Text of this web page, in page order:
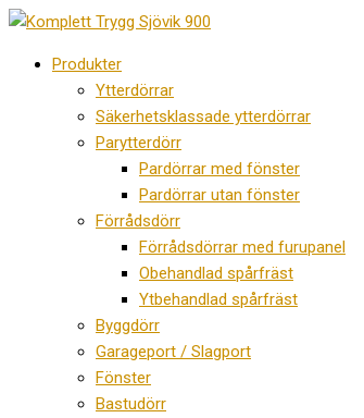
Hoppa
innehållProdukter
Ytterdörrar
Säkerhetsklassade ytterdörrar
Parytterdörr
Pardörrar med fönster
Pardörrar utan fönster
Förrådsdörr
Förrådsdörrar med furupanel
Obehandlad spårfräst
Ytbehandlad spårfräst
Byggdörr
Garageport / Slagport
Fönster
Bastudörr